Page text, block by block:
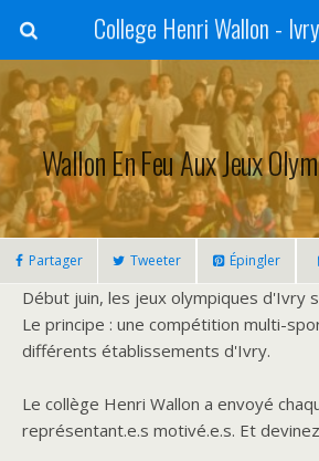
College Henri Wallon -
Wallon En Feu Aux Jeux
Partager Tweeter Épingler
Début juin, les jeux olympiques d'Ivry
Le principe : une compétition multi-
différents établissements d'Ivry.
Le collège Henri Wallon a envoyé
représentant.e.s motivé.e.s. Et